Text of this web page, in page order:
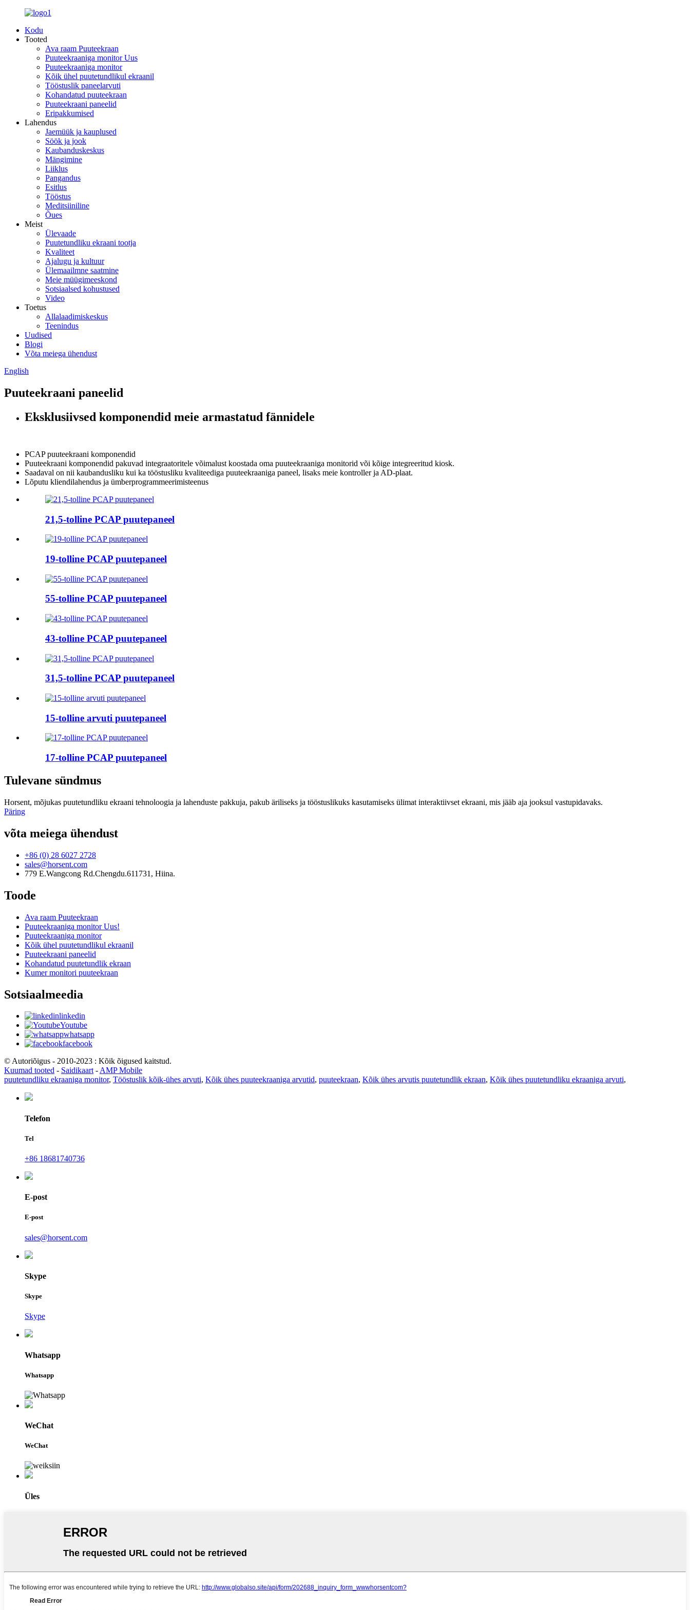
Kodu
Tooted
Ava raam Puuteekraan
Puuteekraaniga monitor Uus
Puuteekraaniga monitor
Kõik ühel puutetundlikul ekraanil
Tööstuslik paneelarvuti
Kohandatud puuteekraan
Puuteekraani paneelid
Eripakkumised
Lahendus
Jaemüük ja kauplused
Söök ja jook
Kaubanduskeskus
Mängimine
Liiklus
Pangandus
Esitlus
Tööstus
Meditsiiniline
Õues
Meist
Ülevaade
Puutetundliku ekraani tootja
Kvaliteet
Ajalugu ja kultuur
Ülemaailmne saatmine
Meie müügimeeskond
Sotsiaalsed kohustused
Video
Toetus
Allalaadimiskeskus
Teenindus
Uudised
Blogi
Võta meiega ühendust
English
Puuteekraani paneelid
Eksklusiivsed komponendid meie armastatud fännidele
PCAP puuteekraani komponendid
Puuteekraani komponendid pakuvad integraatoritele võimalust koostada oma puuteekraaniga monitorid või kõige integreeritud kiosk.
Saadaval on nii kaubandusliku kui ka tööstusliku kvaliteediga puuteekraaniga paneel, lisaks meie kontroller ja AD-plaat.
Lõputu kliendilahendus ja ümberprogrammeerimisteenus
21,5-tolline PCAP puutepaneel
19-tolline PCAP puutepaneel
55-tolline PCAP puutepaneel
43-tolline PCAP puutepaneel
31,5-tolline PCAP puutepaneel
15-tolline arvuti puutepaneel
17-tolline PCAP puutepaneel
Tulevane sündmus
Horsent, mõjukas puutetundliku ekraani tehnoloogia ja lahenduste pakkuja, pakub äriliseks ja tööstuslikuks kasutamiseks ülimat interaktiivset ekraani, mis jääb aja jooksul vastupidavaks.
Päring
võta meiega ühendust
+86 (0) 28 6027 2728
sales@horsent.com
779 E.Wangcong Rd.Chengdu.611731, Hiina.
Toode
Ava raam Puuteekraan
Puuteekraaniga monitor Uus!
Puuteekraaniga monitor
Kõik ühel puutetundlikul ekraanil
Puuteekraani paneelid
Kohandatud puutetundlik ekraan
Kumer monitori puuteekraan
Sotsiaalmeedia
linkedin
Youtube
whatsapp
facebook
© Autoriõigus - 2010-2023 : Kõik õigused kaitstud.
Kuumad tooted - Saidikaart-AMP Mobile
puutetundliku ekraaniga monitor, Tööstuslik kõik-ühes arvuti, Kõik ühes puuteekraaniga arvutid, puuteekraan, Kõik ühes arvutis puutetundlik ekraan, Kõik ühes puutetundliku ekraaniga arvuti,
Telefon
Tel
+86 18681740736
E-post
E-post
sales@horsent.com
Skype
Skype
Skype
Whatsapp
Whatsapp
WeChat
WeChat
Üles